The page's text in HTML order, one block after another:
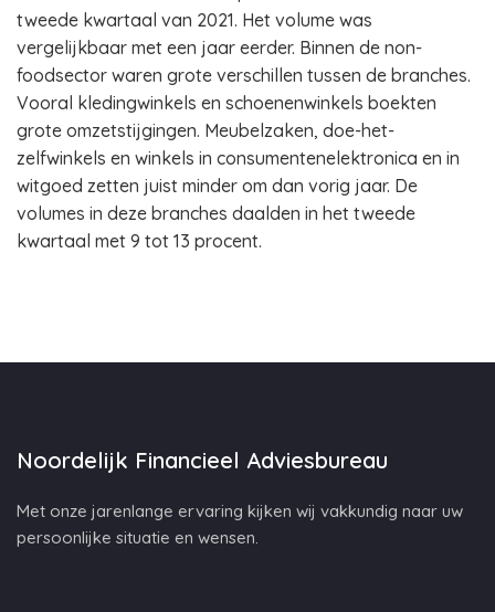
tweede kwartaal van 2021. Het volume was
vergelijkbaar met een jaar eerder. Binnen de non-
foodsector waren grote verschillen tussen de branches.
Vooral kledingwinkels en schoenenwinkels boekten
grote omzetstijgingen. Meubelzaken, doe-het-
zelfwinkels en winkels in consumentenelektronica en in
witgoed zetten juist minder om dan vorig jaar. De
volumes in deze branches daalden in het tweede
kwartaal met 9 tot 13 procent.
Noordelijk Financieel Adviesbureau
Met onze jarenlange ervaring kijken wij vakkundig naar uw
persoonlijke situatie en wensen.